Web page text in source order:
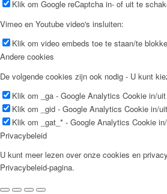
Klik om Google reCaptcha in- of uit te
Vimeo en Youtube video's insluiten:
Klik om video embeds toe te staan/te
Andere cookies
De volgende cookies zijn ook nodig - U kunt
Klik om _ga - Google Analytics Cookie in/
Klik om _gid - Google Analytics Cookie in/
Klik om _gat_* - Google Analytics Cookie
Privacybeleid
U kunt meer lezen over onze cookies en
Privacybeleid-pagina.